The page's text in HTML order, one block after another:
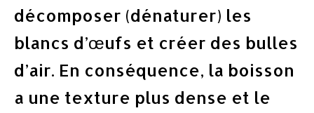
décomposer (dénaturer) les
blancs d’œufs et créer des bulles
d’air. En conséquence, la boisson
a une texture plus dense et le